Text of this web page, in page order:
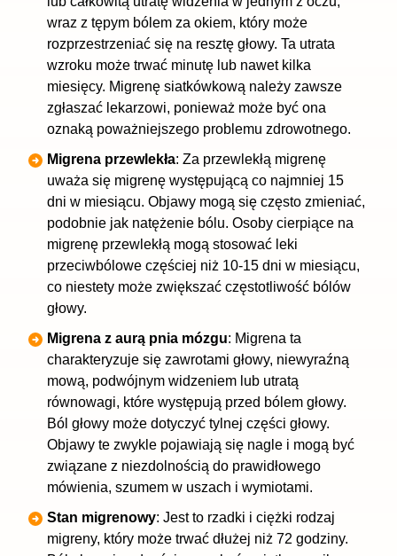
wraz z tępym bólem za okiem, który może
rozprzestrzeniać się na resztę głowy. Ta utrata
wzroku może trwać minutę lub nawet kilka
miesięcy. Migrenę siatkówkową należy zawsze
zgłaszać lekarzowi, ponieważ może być ona
oznaką poważniejszego problemu zdrowotnego.
Migrena przewlekła: Za przewlekłą migrenę
uważa się migrenę występującą co najmniej 15
dni w miesiącu. Objawy mogą się często zmieniać,
podobnie jak natężenie bólu. Osoby cierpiące na
migrenę przewlekłą mogą stosować leki
przeciwbólowe częściej niż 10-15 dni w miesiącu,
co niestety może zwiększać częstotliwość bólów
głowy.
Migrena z aurą pnia mózgu: Migrena ta
charakteryzuje się zawrotami głowy, niewyraźną
mową, podwójnym widzeniem lub utratą
równowagi, które występują przed bólem głowy.
Ból głowy może dotyczyć tylnej części głowy.
Objawy te zwykle pojawiają się nagle i mogą być
związane z niezdolnością do prawidłowego
mówienia, szumem w uszach i wymiotami.
Stan migrenowy: Jest to rzadki i ciężki rodzaj
migreny, który może trwać dłużej niż 72 godziny.